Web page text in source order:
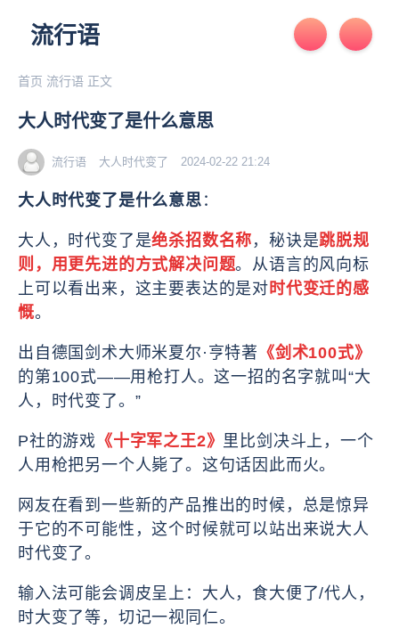
流行语
首页 流行语 正文
大人时代变了是什么意思
流行语 大人时代变了 2024-02-22 21:24
大人时代变了是什么意思 ：
大人，时代变了是绝杀招数名称 ，秘诀是跳脱规
则，用更先进的方式解决问题。从语言的风向标
上可以看出来，这主要表达的是对 时代变迁的感
慨。
出自德国剑术大师米夏尔·亨特著 《剑术100式》
的第100式——用枪打人。这一招的名字就叫“大
人，时代变了。”
P社的游戏 《十字军之王2》 里比剑决斗上，一个
人用枪把另一个人毙了。这句话因此而火。
网友在看到一些新的产品推出的时候，总是惊异
于它的不可能性，这个时候就可以站出来说大人
时代变了。
输入法可能会调皮呈上：大人，食大便了/代人，
时大变了等，切记一视同仁。